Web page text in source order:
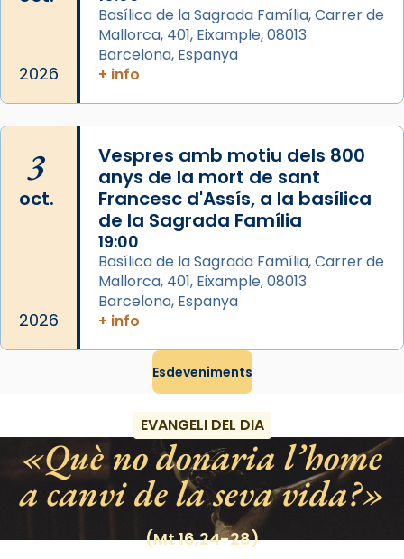
que les santes Juliana (“relatiu a Júlia”) i
Semproniana (“relatiu a Semprònia =
eterna”) són deixebles seves. I l’any 1667, el
frare Joan Gaspar Roig, afirma en una obra
que les santes són filles de l’antiga Iluro.
Mataró en reivindicarà les relíquies fins que
les aconseguirà el 1772. L’ofici que es canta
a la “Missa de les Santes” (“Missa de
Glòria”) fou composta el 1848 per Mn.
Manuel Blanch, amb aire d’òpera
italianitzant; s’interpreta per privilegi
pontifici, amb orquestra i cor, i té una
duració aproximada de tres hores. Després,
processó (recuperada el 1972) al voltant
Des de 1985 hi participa també un grup de
diablesses amb música i ball propis. Festa
«Si vols saber què és calor, ves per les
Santes a Mataró»🥵.
Photo
2026
Basílica de la Sagrada Família, Carrer de
Mallorca, 401, Eixample, 08013
Barcelona, Espanya
+ info
3
oct.
2026
Vespres amb motiu dels 800
anys de la mort de sant
Francesc d'Assís, a la basílica
de la Sagrada Família
19:00
Basílica de la Sagrada Família, Carrer de
Mallorca, 401, Eixample, 08013
Barcelona, Espanya
+ info
Esdeveniments
EVANGELI DEL DIA
Què no donaria l’home
a canvi de la seva vida?
(Mt 16,24-28)